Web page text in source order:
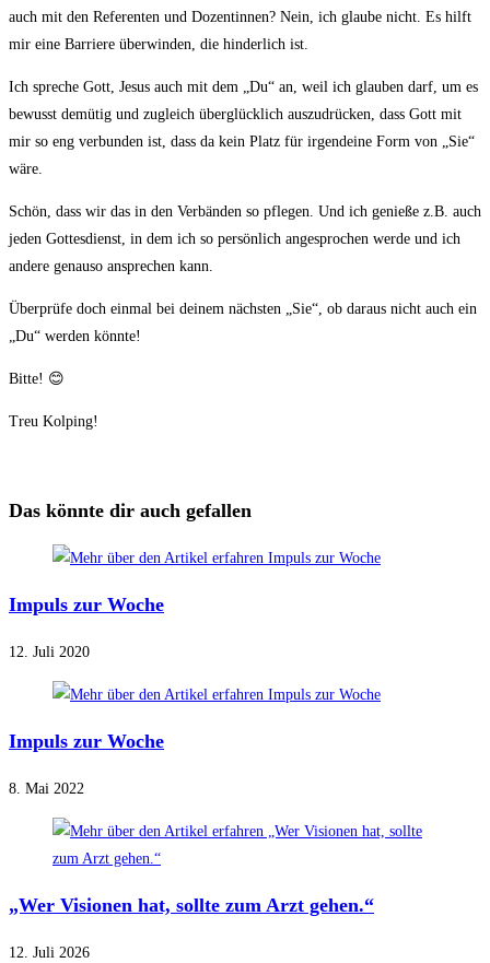
auch mit den Referenten und Dozentinnen? Nein, ich glaube nicht. Es hilft
mir eine Barriere überwinden, die hinderlich ist.
Ich spreche Gott, Jesus auch mit dem „Du“ an, weil ich glauben darf, um es
bewusst demütig und zugleich überglücklich auszudrücken, dass Gott mit
mir so eng verbunden ist, dass da kein Platz für irgendeine Form von „Sie“
wäre.
Schön, dass wir das in den Verbänden so pflegen. Und ich genieße z.B. auch
jeden Gottesdienst, in dem ich so persönlich angesprochen werde und ich
andere genauso ansprechen kann.
Überprüfe doch einmal bei deinem nächsten „Sie“, ob daraus nicht auch ein
„Du“ werden könnte!
Bitte! 😊
Treu Kolping!
Das könnte dir auch gefallen
Impuls zur Woche
12. Juli 2020
Impuls zur Woche
8. Mai 2022
„Wer Visionen hat, sollte zum Arzt gehen.“
12. Juli 2026